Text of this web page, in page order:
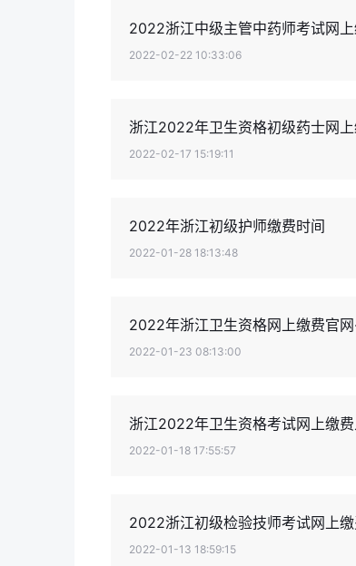
2022浙江中级主管中药师考试网
2022-02-22 10:33:06
浙江2022年卫生资格初级药士网
2022-02-17 15:19:11
2022年浙江初级护师缴费时间
2022-01-28 18:13:48
2022年浙江卫生资格网上缴费官
2022-01-23 08:13:00
浙江2022年卫生资格考试网上缴
2022-01-18 17:55:57
2022浙江初级检验技师考试网上
2022-01-13 18:59:15